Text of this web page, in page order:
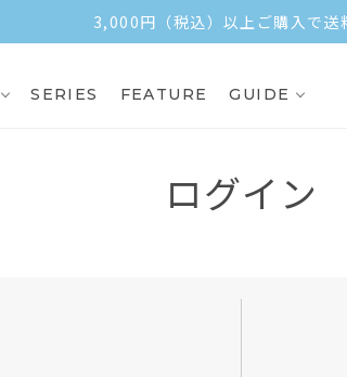
3,000円（税込）以上ご購入で送
SERIES FEATURE GUIDE
ログイン